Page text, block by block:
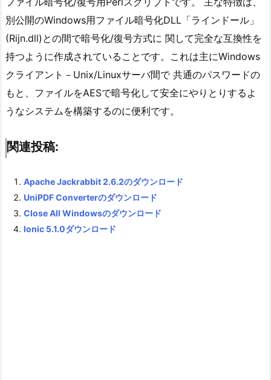
別公開のWindows用ファイル暗号化DLL「ラインドール」
(Rijn.dll)との間で暗号化/復号方式に 関して完全な互換性を
持つように作成されていることです。これは主にWindows
クライアント－Unix/Linuxサーバ間で 共通のパスワードの
もと、ファイルをAESで暗号化して安全にやりとりするよ
うなシステムを構築するのに便利です。
関連投稿:
Apache Jackrabbit 2.6.2のダウンロード
UniPDF Converterのダウンロード
Close All Windowsのダウンロード
Ionic 5.1.0ダウンロード